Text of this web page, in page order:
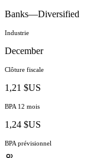
Banks—Diversified
Industrie
December
Clôture fiscale
1,21 $US
BPA 12 mois
1,24 $US
BPA prévisionnel